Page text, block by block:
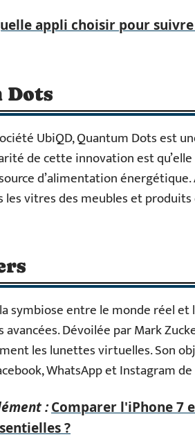
appli choisir pour
Dots
UbiQD, Quantum Dots est
de cette innovation est
d’alimentation
vitres des meubles et produits
symbiose entre le monde réel
Dévoilée par Mark
les lunettes virtuelles. Son
WhatsApp et Instagram
:Comparer l'iPhone 7
?